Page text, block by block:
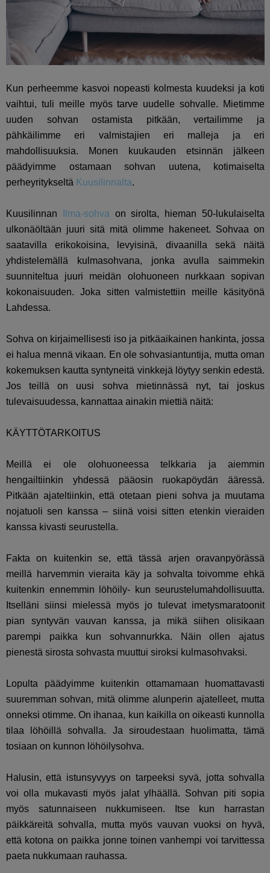
Kun perheemme kasvoi nopeasti kolmesta kuudeksi ja koti
vaihtui, tuli meille myös tarve uudelle sohvalle. Mietimme
uuden sohvan ostamista pitkään, vertailimme ja
pähkäilimme eri valmistajien eri malleja ja eri
mahdollisuuksia. Monen kuukauden etsinnän jälkeen
päädyimme ostamaan sohvan uutena, kotimaiselta
perheyritykseltä Kuusilinnalta.
Kuusilinnan Ilma-sohva on sirolta, hieman 50-lukulaiselta
ulkonäöltään juuri sitä mitä olimme hakeneet. Sohvaa on
saatavilla erikokoisina, levyisinä, divaanilla sekä näitä
yhdistelemällä kulmasohvana, jonka avulla saimmekin
suunniteltua juuri meidän olohuoneen nurkkaan sopivan
kokonaisuuden. Joka sitten valmistettiin meille käsityönä
Lahdessa.
Sohva on kirjaimellisesti iso ja pitkäaikainen hankinta, jossa
ei halua mennä vikaan. En ole sohvasiantuntija, mutta oman
kokemuksen kautta syntyneitä vinkkejä löytyy senkin edestä.
Jos teillä on uusi sohva mietinnässä nyt, tai joskus
tulevaisuudessa, kannattaa ainakin miettiä näitä:
KÄYTTÖTARKOITUS
Meillä ei ole olohuoneessa telkkaria ja aiemmin
hengailtiinkin yhdessä pääosin ruokapöydän ääressä.
Pitkään ajateltiinkin, että otetaan pieni sohva ja muutama
nojatuoli sen kanssa – siinä voisi sitten etenkin vieraiden
kanssa kivasti seurustella.
Fakta on kuitenkin se, että tässä arjen oravanpyörässä
meillä harvemmin vieraita käy ja sohvalta toivomme ehkä
kuitenkin ennemmin löhöily- kun seurustelumahdollisuutta.
Itselläni siinsi mielessä myös jo tulevat imetysmaratoonit
pian syntyvän vauvan kanssa, ja mikä siihen olisikaan
parempi paikka kun sohvannurkka. Näin ollen ajatus
pienestä sirosta sohvasta muuttui siroksi kulmasohvaksi.
Lopulta päädyimme kuitenkin ottamamaan huomattavasti
suuremman sohvan, mitä olimme alunperin ajatelleet, mutta
onneksi otimme. On ihanaa, kun kaikilla on oikeasti kunnolla
tilaa löhöillä sohvalla. Ja siroudestaan huolimatta, tämä
tosiaan on kunnon löhöilysohva.
Halusin, että istunsyvyys on tarpeeksi syvä, jotta sohvalla
voi olla mukavasti myös jalat ylhäällä. Sohvan piti sopia
myös satunnaiseen nukkumiseen. Itse kun harrastan
päikkäreitä sohvalla, mutta myös vauvan vuoksi on hyvä,
että kotona on paikka jonne toinen vanhempi voi tarvittessa
paeta nukkumaan rauhassa.